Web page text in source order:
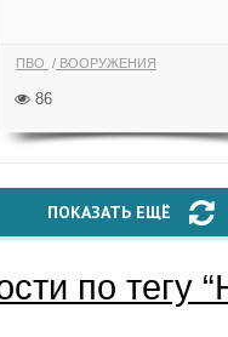
ПВО ВООРУЖЕНИЯ
86
ПОКАЗАТЬ ЕЩЁ
по тегу “